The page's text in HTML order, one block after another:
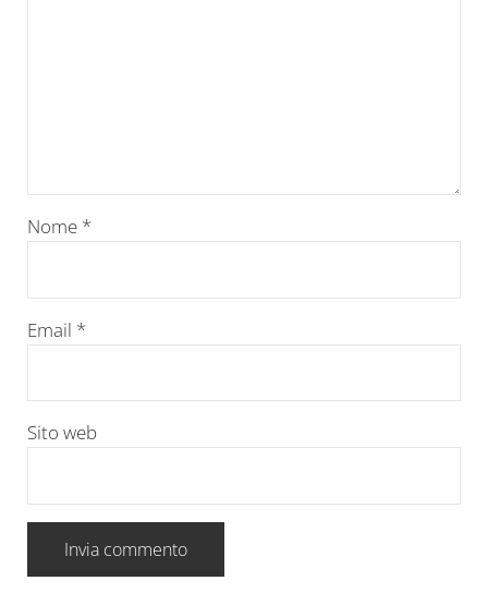
Nome *
Email *
Sito web